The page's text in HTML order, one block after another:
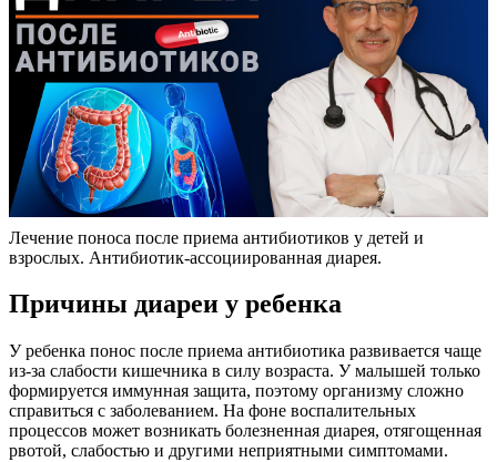
Лечение поноса после приема антибиотиков у детей и
взрослых. Антибиотик-ассоциированная диарея.
Причины диареи у ребенка
У ребенка понос после приема антибиотика развивается чаще
из-за слабости кишечника в силу возраста. У малышей только
формируется иммунная защита, поэтому организму сложно
справиться с заболеванием. На фоне воспалительных
процессов может возникать болезненная диарея, отягощенная
рвотой, слабостью и другими неприятными симптомами.